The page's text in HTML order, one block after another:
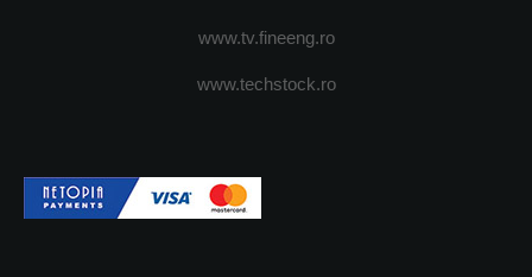
www.tv.fineeng.ro
www.techstock.ro